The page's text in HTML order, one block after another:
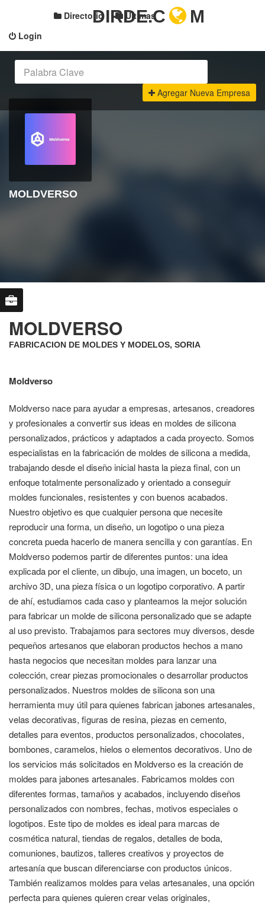
Login
Directorio Últimas
DIRDE.C M
Agregar Nueva Empresa
MOLDVERSO
MOLDVERSO
FABRICACION DE MOLDES Y MODELOS, SORIA
Moldverso
Moldverso nace para ayudar a empresas, artesanos, creadores
y profesionales a convertir sus ideas en moldes de silicona
personalizados, prácticos y adaptados a cada proyecto. Somos
especialistas en la fabricación de moldes de silicona a medida,
trabajando desde el diseño inicial hasta la pieza final, con un
enfoque totalmente personalizado y orientado a conseguir
moldes funcionales, resistentes y con buenos acabados.
Nuestro objetivo es que cualquier persona que necesite
reproducir una forma, un diseño, un logotipo o una pieza
concreta pueda hacerlo de manera sencilla y con garantías. En
Moldverso podemos partir de diferentes puntos: una idea
explicada por el cliente, un dibujo, una imagen, un boceto, un
archivo 3D, una pieza física o un logotipo corporativo. A partir
de ahí, estudiamos cada caso y planteamos la mejor solución
para fabricar un molde de silicona personalizado que se adapte
al uso previsto. Trabajamos para sectores muy diversos, desde
pequeños artesanos que elaboran productos hechos a mano
hasta negocios que necesitan moldes para lanzar una
colección, crear piezas promocionales o desarrollar productos
personalizados. Nuestros moldes de silicona son una
herramienta muy útil para quienes fabrican jabones artesanales,
velas decorativas, figuras de resina, piezas en cemento,
detalles para eventos, productos personalizados, chocolates,
bombones, caramelos, hielos o elementos decorativos. Uno de
los servicios más solicitados en Moldverso es la creación de
moldes para jabones artesanales. Fabricamos moldes con
diferentes formas, tamaños y acabados, incluyendo diseños
personalizados con nombres, fechas, motivos especiales o
logotipos. Este tipo de moldes es ideal para marcas de
cosmética natural, tiendas de regalos, detalles de boda,
comuniones, bautizos, talleres creativos y proyectos de
artesanía que buscan diferenciarse con productos únicos.
También realizamos moldes para velas artesanales, una opción
perfecta para quienes quieren crear velas originales,